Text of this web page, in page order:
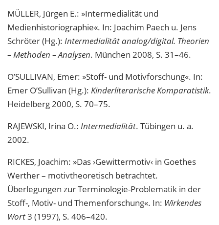
MÜLLER, Jürgen E.: »Intermedialität und
Medienhistoriographie«. In: Joachim Paech u. Jens
Schröter (Hg.): Intermedialität analog/digital. Theorien
– Methoden – Analysen. München 2008, S. 31–46.
O’SULLIVAN, Emer: »Stoff- und Motivforschung«. In:
Emer O’Sullivan (Hg.): Kinderliterarische Komparatistik.
Heidelberg 2000, S. 70–75.
RAJEWSKI, Irina O.: Intermedialität. Tübingen u. a.
2002.
RICKES, Joachim: »Das ›Gewittermotiv‹ in Goethes
Werther – motivtheoretisch betrachtet.
Überlegungen zur Terminologie-Problematik in der
Stoff-, Motiv- und Themenforschung«. In: Wirkendes
Wort3 (1997), S. 406–420.